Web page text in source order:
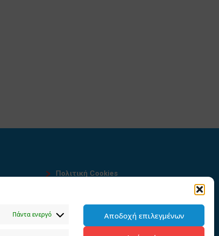
Πάντα ενεργό Αποδοχή επιλεγμένων
Πολιτική Cookies
Πολιτική προστασίας
προσωπικών δεδομένων του
παρόντος ιστότοπου